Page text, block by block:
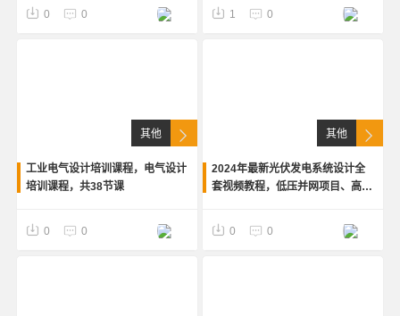
直冷仿真学习高清课程。含配套模
0 0 Zzz
学习。
1 0
其他
工业电气设计培训课程，电气设计
培训课程，共38节课
0 0 Zzz
其他
2024年最新光伏发电系统设计全
套视频教程，低压并网项目、高压
等内容，课程包括：第一期+第二
期+第三期+第四期，配套资料
0 0